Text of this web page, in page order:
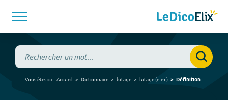
Vous êtes ici : Accueil Dictionnaire lutage lutage(n.m. ) Définition